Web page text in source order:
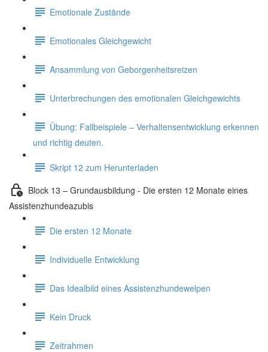
Emotionale Zustände
Emotionales Gleichgewicht
Ansammlung von Geborgenheitsreizen
Unterbrechungen des emotionalen Gleichgewichts
Übung: Fallbeispiele – Verhaltensentwicklung erkennen
und richtig deuten.
Skript 12 zum Herunterladen
Block 13 – Grundausbildung - Die ersten 12 Monate eines
Assistenzhundeazubis
Die ersten 12 Monate
Individuelle Entwicklung
Das Idealbild eines Assistenzhundewelpen
Kein Druck
Zeitrahmen